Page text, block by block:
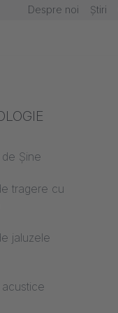
Despre noi Știri
împotriva
Șine
tragere cu
jaluzele